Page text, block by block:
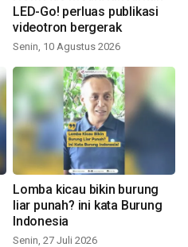
LED-Go! perluas publikasi
videotron bergerak
Senin, 10 Agustus 2026
Lomba kicau bikin burung
liar punah? ini kata Burung
Indonesia
Senin, 27 Juli 2026